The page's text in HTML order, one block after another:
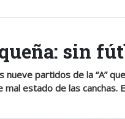
sin
nueve partidos de la “A”
mal estado de las canchas.